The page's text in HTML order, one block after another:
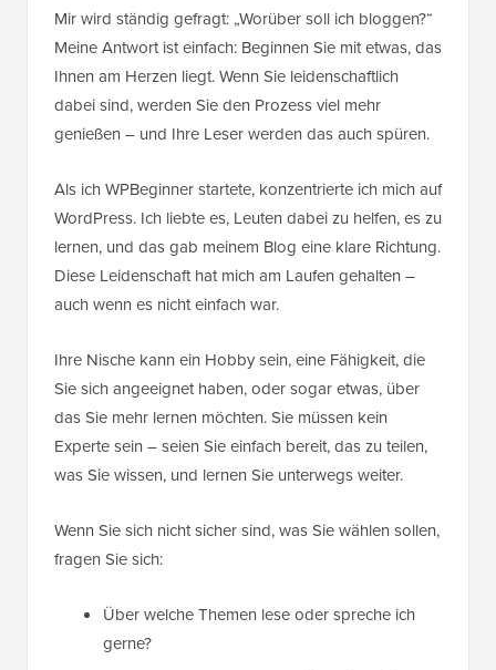
Mir wird ständig gefragt: „Worüber soll ich bloggen?“
Meine Antwort ist einfach: Beginnen Sie mit etwas, das
Ihnen am Herzen liegt. Wenn Sie leidenschaftlich
dabei sind, werden Sie den Prozess viel mehr
genießen – und Ihre Leser werden das auch spüren.
Als ich WPBeginner startete, konzentrierte ich mich auf
WordPress. Ich liebte es, Leuten dabei zu helfen, es zu
lernen, und das gab meinem Blog eine klare Richtung.
Diese Leidenschaft hat mich am Laufen gehalten –
auch wenn es nicht einfach war.
Ihre Nische kann ein Hobby sein, eine Fähigkeit, die
Sie sich angeeignet haben, oder sogar etwas, über
das Sie mehr lernen möchten. Sie müssen kein
Experte sein – seien Sie einfach bereit, das zu teilen,
was Sie wissen, und lernen Sie unterwegs weiter.
Wenn Sie sich nicht sicher sind, was Sie wählen sollen,
fragen Sie sich:
Über welche Themen lese oder spreche ich
gerne?